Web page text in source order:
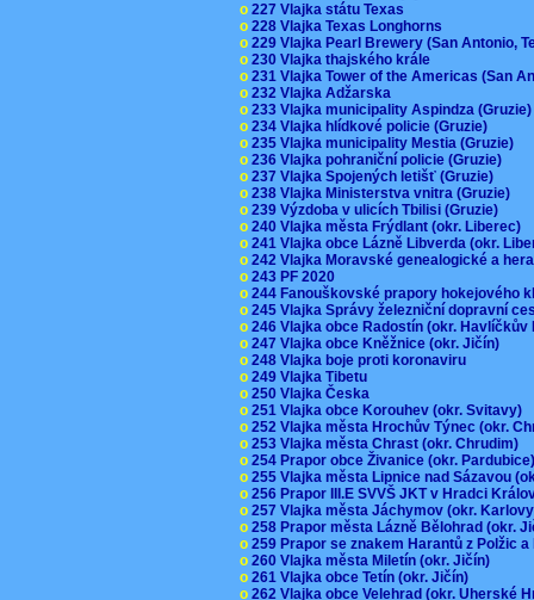
o 227 Vlajka státu Texas
o 228 Vlajka Texas Longhorns
o 229 Vlajka Pearl Brewery (San Antonio,
o 230 Vlajka thajského krále
o 231 Vlajka Tower of the Americas (San
o 232 Vlajka Adžarska
o 233 Vlajka municipality Aspindza
o 234 Vlajka hlídkové policie (Gruzie)
o 235 Vlajka municipality Mestia (Gruzie)
o 236 Vlajka pohraniční policie (Gruzie)
o 237 Vlajka Spojených letišť (Gruzie)
o 238 Vlajka Ministerstva vnitra (Gruzie)
o 239 Výzdoba v ulicích Tbilisi (Gruzie)
o 240 Vlajka města Frýdlant (okr. Liberec)
o 241 Vlajka obce Lázně Libverda (okr.
o 242 Vlajka Moravské genealogické a
o 243 PF 2020
o 244 Fanouškovské prapory hokejového
o 245 Vlajka Správy železniční dopravní
o 246 Vlajka obce Radostín (okr.
o 247 Vlajka obce Kněžnice (okr. Jičín)
o 248 Vlajka boje proti koronaviru
o 249 Vlajka Tibetu
o 250 Vlajka Česka
o 251 Vlajka obce Korouhev (okr. Svitavy)
o 252 Vlajka města Hrochův Týnec (okr.
o 253 Vlajka města Chrast (okr. Chrudim)
o 254 Prapor obce Živanice (okr.
o 255 Vlajka města Lipnice nad Sázavou
o 256 Prapor III.E SVVŠ JKT v Hradci
o 257 Vlajka města Jáchymov (okr.
o 258 Prapor města Lázně Bělohrad (okr.
o 259 Prapor se znakem Harantů z Polžic
o 260 Vlajka města Miletín (okr. Jičín)
o 261 Vlajka obce Tetín (okr. Jičín)
o 262 Vlajka obce Velehrad (okr. Uherské